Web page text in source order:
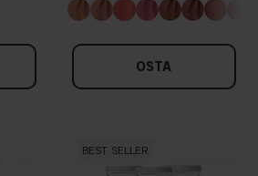
OSTA
BEST SELLER